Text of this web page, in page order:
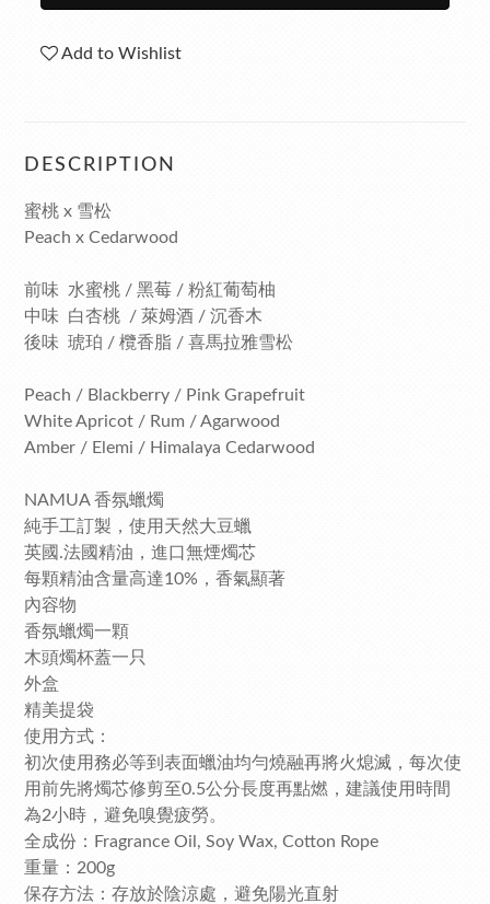
Add to Wishlist
DESCRIPTION
蜜桃 x 雪松
Peach x Cedarwood
前味 水蜜桃 / 黑莓 / 粉紅葡萄柚
中味 白杏桃 / 萊姆酒 / 沉香木
後味 琥珀 / 欖香脂 / 喜馬拉雅雪松
Peach / Blackberry / Pink Grapefruit
White Apricot / Rum / Agarwood
Amber / Elemi / Himalaya Cedarwood
NAMUA 香氛蠟燭
純手工訂製，使用天然大豆蠟
英國.法國精油，進口無煙燭芯
每顆精油含量高達10%，香氣顯著
內容物
香氛蠟燭一顆
木頭燭杯蓋一只
外盒
精美提袋
使用方式：
初次使用務必等到表面蠟油均勻燒融再將火熄滅，每次使
用前先將燭芯修剪至0.5公分長度再點燃，建議使用時間
為2小時，避免嗅覺疲勞。
全成份：Fragrance Oil, Soy Wax, Cotton Rope
重量：200g
保存方法：存放於陰涼處，避免陽光直射